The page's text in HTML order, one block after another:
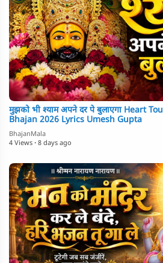
मुझको भी श्याम अपने दर पे बुलाएगा Heart Touching Khatu Shyam
Bhajan 2026 Lyrics Umesh Gupta
BhajanMala
4 Views · 8 days ago